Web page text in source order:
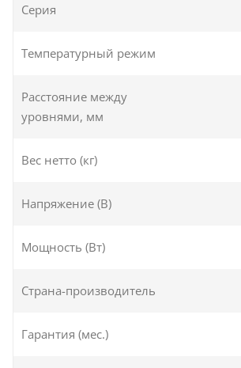
Серия
Температурный режим
Расстояние между
уровнями, мм
Вес нетто (кг)
Напряжение (В)
Мощность (Вт)
Страна-производитель
Гарантия (мес.)